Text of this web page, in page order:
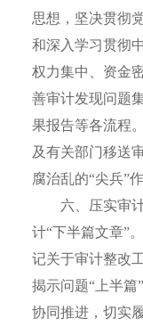
思想，坚决贯彻
和深入学习贯彻
权力集中、资金
善审计发现问题
果报告等各流程
及有关部门移送
腐治乱的“尖兵”作
六、压实审计
计“下半篇文章”
记关于审计整改
揭示问题“上半篇
协同推进，切实